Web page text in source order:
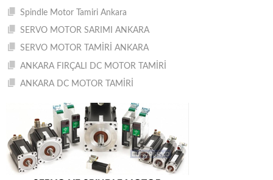
Spindle Motor Tamiri Ankara
SERVO MOTOR SARIMI ANKARA
SERVO MOTOR TAMİRİ ANKARA
ANKARA FIRÇALI DC MOTOR TAMİRİ
ANKARA DC MOTOR TAMİRİ